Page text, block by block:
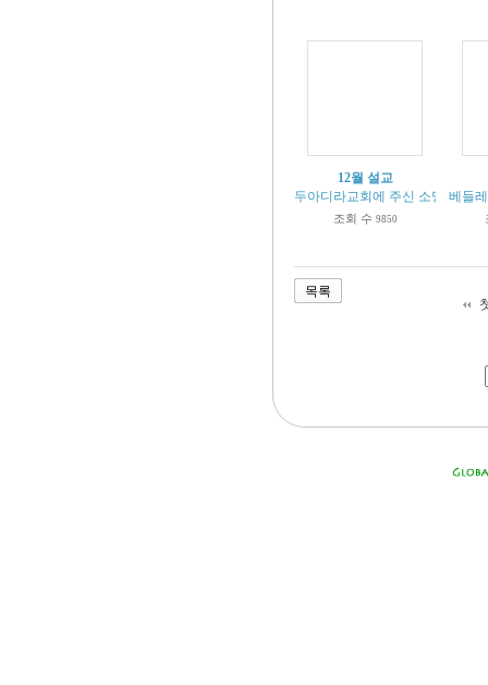
12월 설교
두아디라교회에 주신 소망의 약속
조회 수 9850
베들
목록